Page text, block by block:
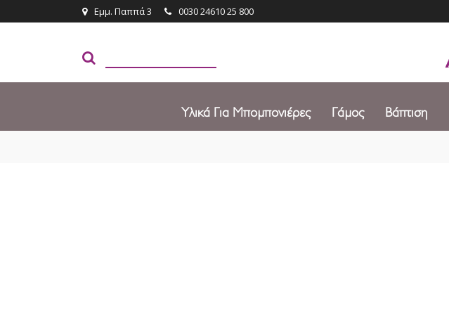
Εμμ. Παππά 3 0030 24610 25 800
Υλικά Για Μπομπονιέρες Γάμος Βάπτιση